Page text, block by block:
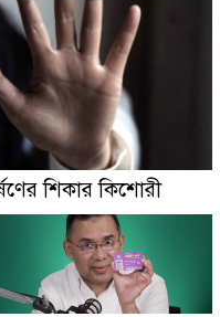
শিকার কিশোরী